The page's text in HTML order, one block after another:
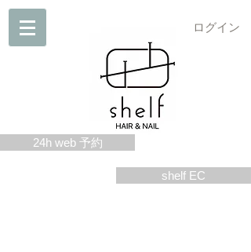
24h web 予約
ログイン
shelf EC